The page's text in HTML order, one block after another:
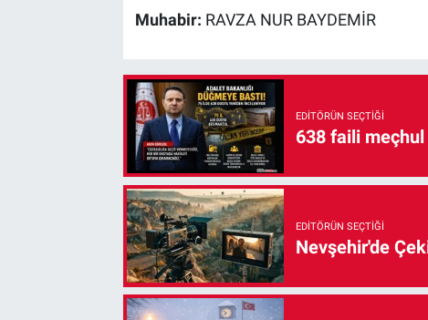
Muhabir: RAVZA NUR BAYDEMİR
EDITÖRÜN SEÇTIĞI
638 faili meçhul
EDITÖRÜN SEÇTIĞI
Nevşehir'de